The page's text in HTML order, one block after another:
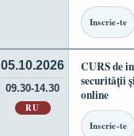
Inscrie-te
05.10.2026
09.30-14.30
RU
CURS de
securității
online
Inscrie-te